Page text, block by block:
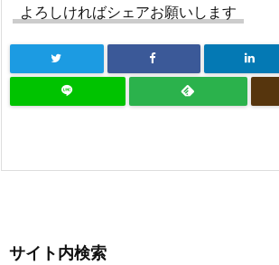
よろしければシェアお願いします
サイト内検索